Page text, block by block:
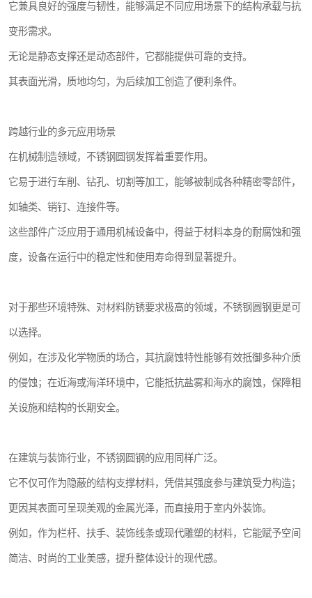
它兼具良好的强度与韧性，能够满足不同应用场景下的结构承载与抗
变形需求。
无论是静态支撑还是动态部件，它都能提供可靠的支持。
其表面光滑，质地均匀，为后续加工创造了便利条件。
跨越行业的多元应用场景
在机械制造领域，不锈钢圆钢发挥着重要作用。
它易于进行车削、钻孔、切割等加工，能够被制成各种精密零部件，
如轴类、销钉、连接件等。
这些部件广泛应用于通用机械设备中，得益于材料本身的耐腐蚀和强
度，设备在运行中的稳定性和使用寿命得到显著提升。
对于那些环境特殊、对材料防锈要求极高的领域，不锈钢圆钢更是可
以选择。
例如，在涉及化学物质的场合，其抗腐蚀特性能够有效抵御多种介质
的侵蚀；在近海或海洋环境中，它能抵抗盐雾和海水的腐蚀，保障相
关设施和结构的长期安全。
在建筑与装饰行业，不锈钢圆钢的应用同样广泛。
它不仅可作为隐蔽的结构支撑材料，凭借其强度参与建筑受力构造；
更因其表面可呈现美观的金属光泽，而直接用于室内外装饰。
例如，作为栏杆、扶手、装饰线条或现代雕塑的材料，它能赋予空间
简洁、时尚的工业美感，提升整体设计的现代感。